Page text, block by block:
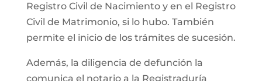
Registro Civil de Nacimiento y en el Registro
Civil de Matrimonio, si lo hubo. También
permite el inicio de los trámites de sucesión.
Además, la diligencia de defunción la
comunica el notario a la Registraduría